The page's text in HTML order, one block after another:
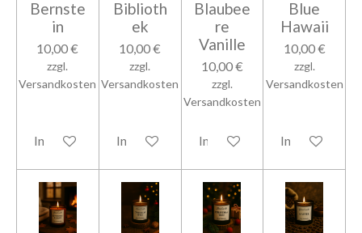
Bernste
in
10,00 €
zzgl.
Versandkosten
In den Warenkorb
Biblioth
ek
10,00 €
zzgl.
Versandkosten
In den Warenkorb
Blaubee
re
Vanille
10,00 €
zzgl.
Versandkosten
In den Warenkorb
Blue
Hawaii
10,00 €
zzgl.
Versandkosten
In den